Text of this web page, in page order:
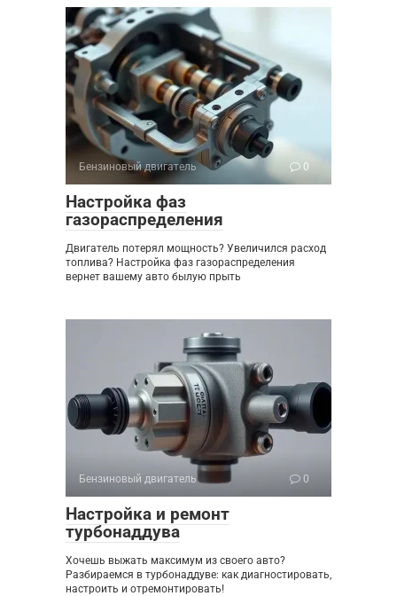
Бензиновый двигатель 0
Настройка фаз
газораспределения
Двигатель потерял мощность? Увеличился расход
топлива? Настройка фаз газораспределения
вернет вашему авто былую прыть
Бензиновый двигатель 0
Настройка и ремонт
турбонаддува
Хочешь выжать максимум из своего авто?
Разбираемся в турбонаддуве: как диагностировать,
настроить и отремонтировать!